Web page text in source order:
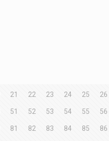
21 22 23 24 25 26
51 52 53 54 55 56
81 82 83 84 85 86